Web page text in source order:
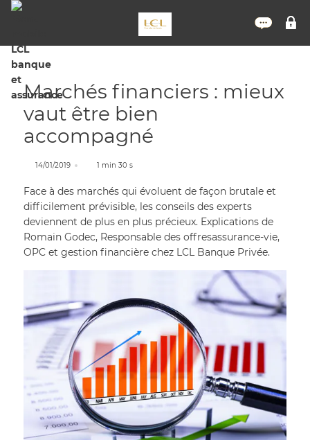
Marchés financiers : mieux
vaut être bien
accompagné
14/01/2019 1 min 30 s
Face à des marchés qui évoluent de façon brutale et
difficilement prévisible, les conseils des experts
deviennent de plus en plus précieux. Explications de
Romain Godec, Responsable des offresassurance-vie,
OPC et gestion financière chez LCL Banque Privée.